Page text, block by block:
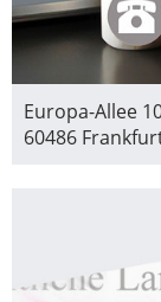
Europa-Allee
60486